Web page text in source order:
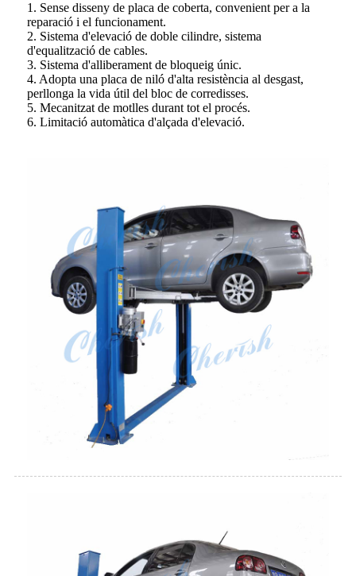
1. Sense disseny de placa de coberta, convenient per a la
reparació i el funcionament.
2. Sistema d'elevació de doble cilindre, sistema
d'equalització de cables.
3. Sistema d'alliberament de bloqueig únic.
4. Adopta una placa de niló d'alta resistència al desgast,
perllonga la vida útil del bloc de corredisses.
5. Mecanitzat de motlles durant tot el procés.
6. Limitació automàtica d'alçada d'elevació.